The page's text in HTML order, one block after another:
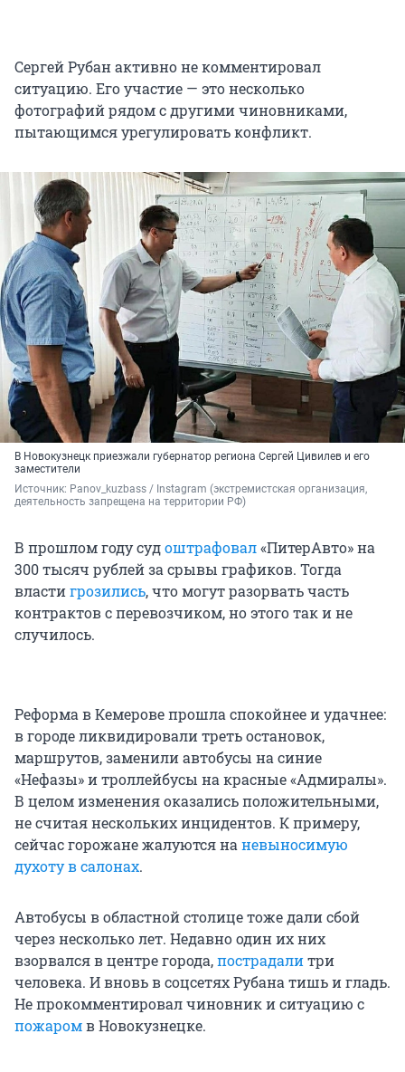
Сергей Рубан активно не комментировал
ситуацию. Его участие — это несколько
фотографий рядом с другими чиновниками,
пытающимся урегулировать конфликт.
В Новокузнецк приезжали губернатор региона Сергей Цивилев и его
заместители
Источник: Panov_kuzbass / Instagram (экстремистская организация,
деятельность запрещена на территории РФ)
В прошлом году судоштрафовал«ПитерАвто» на
300 тысяч рублей за срывы графиков. Тогда
властигрозились, что могут разорвать часть
контрактов с перевозчиком, но этого так и не
случилось.
Реформа в Кемерове прошла спокойнее и удачнее:
в городе ликвидировали треть остановок,
маршрутов, заменили автобусы на синие
«Нефазы» и троллейбусы на красные «Адмиралы».
В целом изменения оказались положительными,
не считая нескольких инцидентов. К примеру,
сейчас горожане жалуются наневыносимую
духоту в салонах.
Автобусы в областной столице тоже дали сбой
через несколько лет. Недавно один их них
взорвался в центре города,пострадалитри
человека. И вновь в соцсетях Рубана тишь и гладь.
Не прокомментировал чиновник и ситуацию с
пожаромв Новокузнецке.